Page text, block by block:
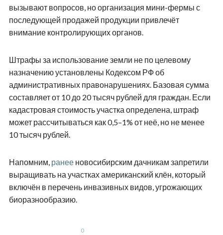
вызывают вопросов, но организация мини-фермы с
последующей продажей продукции привлечёт
внимание контролирующих органов.
Штрафы за использование земли не по целевому
назначению установлены Кодексом РФ об
административных правонарушениях. Базовая сумма
составляет от 10 до 20 тысяч рублей для граждан. Если
кадастровая стоимость участка определена, штраф
может рассчитываться как 0,5–1% от неё, но не менее
10 тысяч рублей.
Напомним, ранееновосибирским дачникам запретили
выращивать на участках американский клён, который
включён в перечень инвазивных видов, угрожающих
биоразнообразию.
0